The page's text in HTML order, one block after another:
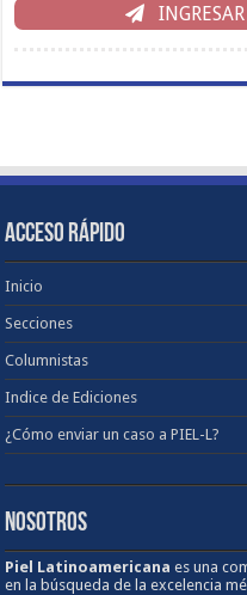
ACCESO RÁPIDO
Inicio
Secciones
Columnistas
Indice de Ediciones
¿Cómo enviar un caso a PIEL-L?
NOSOTROS
Piel Latinoamericanaes una
en la búsqueda de la excelencia